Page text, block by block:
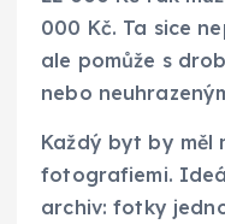
000 Kč. Ta sice
ale pomůže s
nebo
Každý byt by
fotografiemi.
archiv: fotky